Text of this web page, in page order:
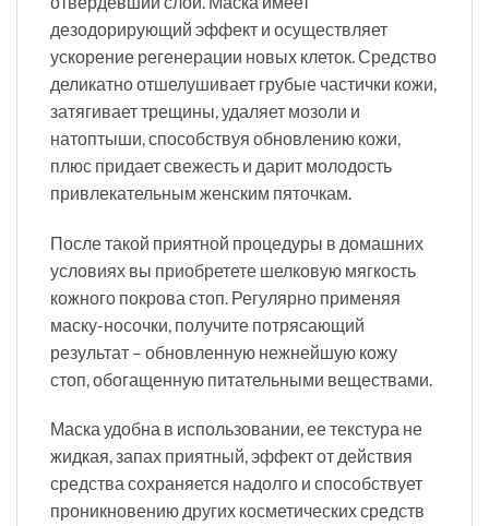
дезодорирующий эффект и осуществляет
ускорение регенерации новых клеток. Средство
деликатно отшелушивает грубые частички кожи,
затягивает трещины, удаляет мозоли и
натоптыши, способствуя обновлению кожи,
плюс придает свежесть и дарит молодость
привлекательным женским пяточкам.
После такой приятной процедуры в домашних
условиях вы приобретете шелковую мягкость
кожного покрова стоп. Регулярно применяя
маску-носочки, получите потрясающий
результат – обновленную нежнейшую кожу
стоп, обогащенную питательными веществами.
Маска удобна в использовании, ее текстура не
жидкая, запах приятный, эффект от действия
средства сохраняется надолго и способствует
проникновению других косметических средств